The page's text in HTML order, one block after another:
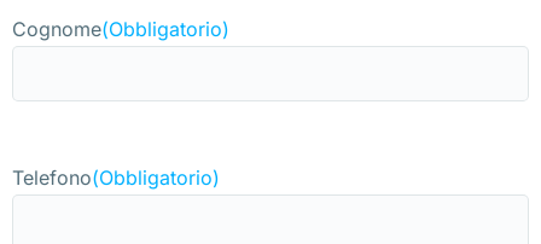
Cognome(Obbligatorio)
Telefono(Obbligatorio)